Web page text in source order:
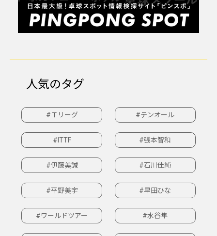
人気のタグ
#Ｔリーグ #テンオール
#ITTF #張本智和
#伊藤美誠 #石川佳純
#平野美宇 #早田ひな
#ワールドツアー #水谷隼